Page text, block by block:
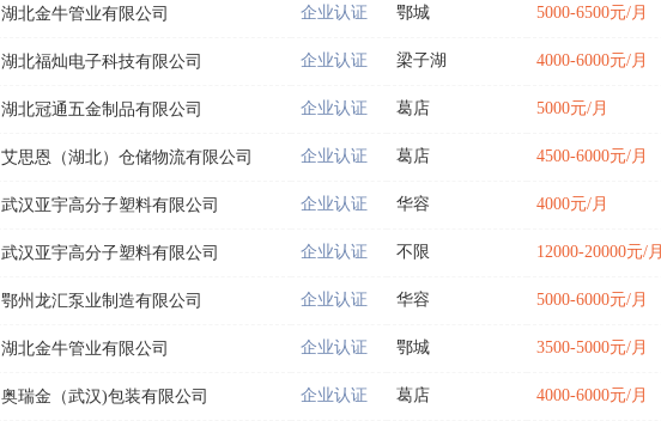
湖北金牛管业有限公司 企业认证 鄂城 5000-6500元/月
湖北福灿电子科技有限公司 企业认证 梁子湖 4000-6000元/月
湖北冠通五金制品有限公司 企业认证 葛店 5000元/月
艾思恩（湖北）仓储物流有限公司 企业认证 葛店 4500-6000元/月
武汉亚宇高分子塑料有限公司 企业认证 华容 4000元/月
武汉亚宇高分子塑料有限公司 企业认证 不限 12000-20000元/月
鄂州龙汇泵业制造有限公司 企业认证 华容 5000-6000元/月
湖北金牛管业有限公司 企业认证 鄂城 3500-5000元/月
奥瑞金（武汉)包装有限公司 企业认证 葛店 4000-6000元/月